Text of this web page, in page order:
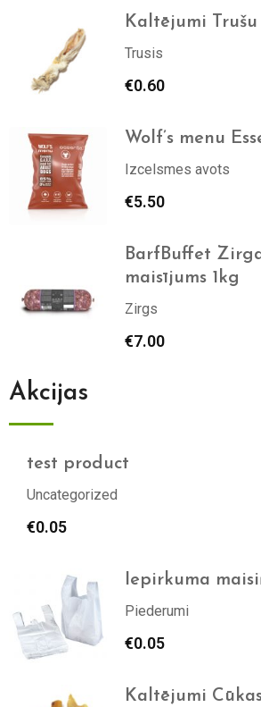
Kaltējumi
Trusis
€0.60
Wolf’s menu
Izcelsmes avots
€5.50
BarfBuffet
maisījums 1kg
Zirgs
€7.00
Akcijas
test product
Uncategorized
€0.05
Iepirkuma
Piederumi
€0.05
Kaltējumi